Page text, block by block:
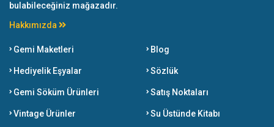
bulabileceğiniz mağazadır.
Hakkımızda
Gemi Maketleri
Hediyelik Eşyalar
Gemi Söküm Ürünleri
Vintage Ürünler
Blog
Sözlük
Satış Noktaları
Su Üstünde Kitabı